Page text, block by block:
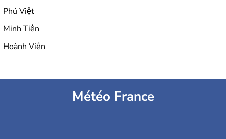
Phú Việt
Minh Tiến
Hoành Viễn
Météo France